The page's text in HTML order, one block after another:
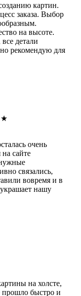
картин.
заказа. Выбор
на высоте.
детали
рекомендую для
★
очень
сайте
связались,
вовремя и в
нашу
на холсте,
прошло быстро и